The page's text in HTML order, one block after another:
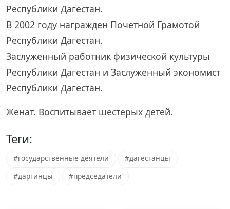
Республики Дагестан.
В 2002 году награжден Почетной Грамотой
Республики Дагестан.
Заслуженный работник физической культуры
Республики Дагестан и Заслуженный экономист
Республики Дагестан.
Женат. Воспитывает шестерых детей.
Теги:
#государственные деятели
#дагестанцы
#даргинцы
#председатели